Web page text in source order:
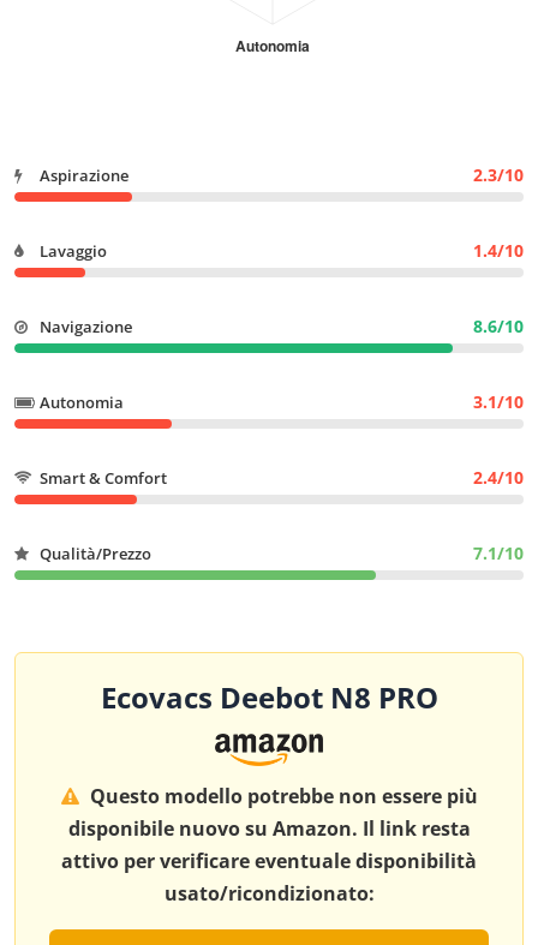
Aspirazione 2.3/10
Lavaggio 1.4/10
Navigazione 8.6/10
Autonomia 3.1/10
Smart & Comfort 2.4/10
Qualità/Prezzo 7.1/10
Ecovacs Deebot N8 PRO
Questo modello potrebbe non essere più
disponibile nuovo su Amazon. Il link resta
attivo per verificare eventuale disponibilità
usato/ricondizionato: